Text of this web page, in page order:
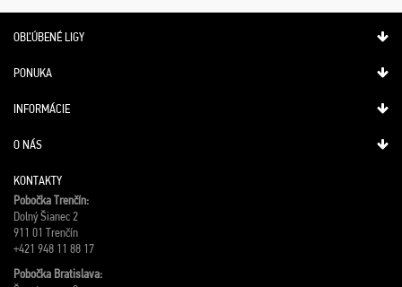
OBĽÚBENÉ LIGY
PONUKA
INFORMÁCIE
O NÁS
KONTAKTY
Pobočka Trenčín:
Dolný Šianec 2
911 01 Trenčín
+421 948 11 88 17
Pobočka Bratislava: